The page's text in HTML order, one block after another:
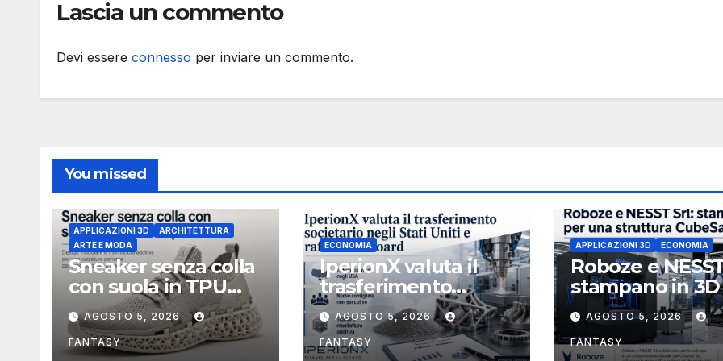
Lascia un commento
Devi essere connesso per inviare un commento.
You missed
APPLICAZIONI 3D
ARCHITETTURA
ARTE E MODA
Sneaker senza colla
con suola in TPU
stampata in 3D
AGOSTO 5, 2026
FANTASY
ECONOMIA
IperionX valuta il
trasferimento
societario negli Stati
Uniti e rafforza il
board, ha nominato
AGOSTO 5, 2026
FANTASY
APPLICAZIONI 3D ECONOMIA
Roboze e
stampano in
struttura
3U in Carbon
AGOSTO 5, 2026
FANTASY